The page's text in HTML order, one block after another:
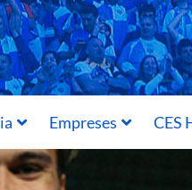
Empreses CES